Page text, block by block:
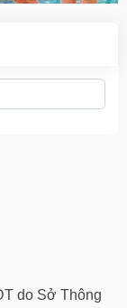
do Sở Thông